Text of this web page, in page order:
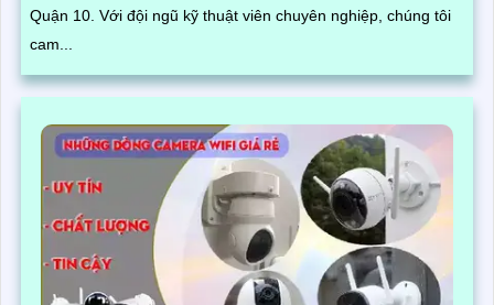
Quận 10. Với đội ngũ kỹ thuật viên chuyên nghiệp, chúng tôi
cam...